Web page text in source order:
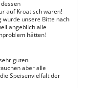
auf Kroatisch waren!
wurde unsere Bitte nach
angeblich alle
hätten!
guten
aber alle
Speisenvielfalt der